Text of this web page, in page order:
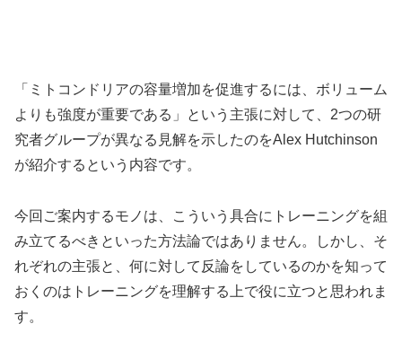
「ミトコンドリアの容量増加を促進するには、ボリューム
よりも強度が重要である」という主張に対して、2つの研
究者グループが異なる見解を示したのをAlex Hutchinson
が紹介するという内容です。
今回ご案内するモノは、こういう具合にトレーニングを組
み立てるべきといった方法論ではありません。しかし、そ
れぞれの主張と、何に対して反論をしているのかを知って
おくのはトレーニングを理解する上で役に立つと思われま
す。